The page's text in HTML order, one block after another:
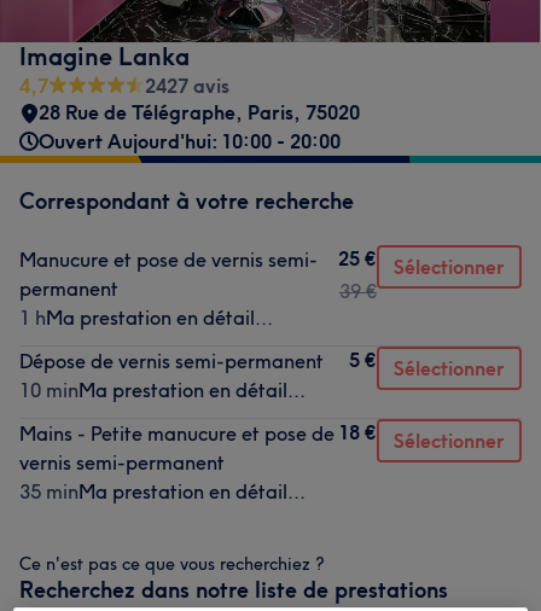
Imagine Lanka
4,7
2427 avis
28 Rue de Télégraphe, Paris, 75020
Ouvert Aujourd'hui: 10:00 - 20:00
Correspondant à votre recherche
Manucure et pose de vernis semi-
permanent
1 hMa prestation en détail...
25 €
39 €
Sélectionner
Dépose de vernis semi-permanent
10 minMa prestation en détail...
5 € Sélectionner
Mains - Petite manucure et pose de
vernis semi-permanent
35 minMa prestation en détail...
18 € Sélectionner
Ce n'est pas ce que vous recherchiez ?
Recherchez dans notre liste de prestations